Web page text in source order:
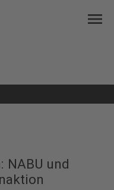
menu
NABU und